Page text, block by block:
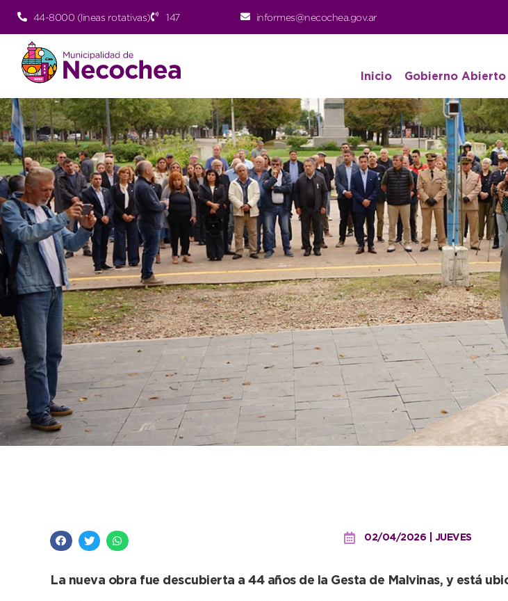
44-8000 (lineas rotativas) 147 informes@necochea.gov.ar
Inicio Gobierno Abierto
02/04/2026 | JUEVES
La nueva obra fue descubierta a 44 años de la Gesta de Malvinas, y está